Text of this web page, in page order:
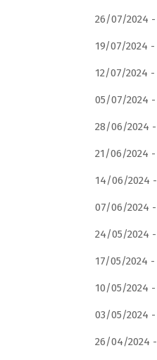
26/07/2024 -
19/07/2024 -
12/07/2024 -
05/07/2024 -
28/06/2024 -
21/06/2024 -
14/06/2024 -
07/06/2024 -
24/05/2024 -
17/05/2024 -
10/05/2024 -
03/05/2024 -
26/04/2024 -